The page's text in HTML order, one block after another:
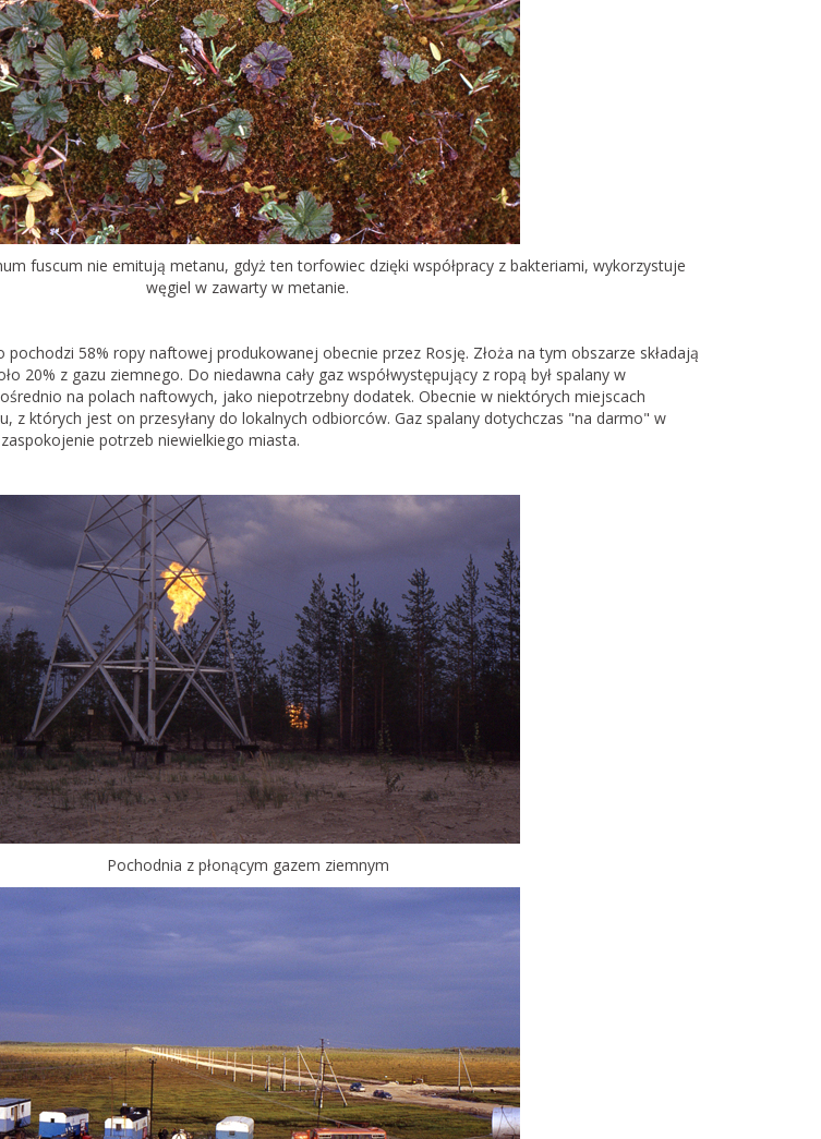
fuscum nie emitują metanu, gdyż ten torfowiec dzięki współpracy z bakteriami, wykorzystuje
węgiel w zawarty w metanie.
pochodzi 58% ropy naftowej produkowanej obecnie przez Rosję. Złoża na tym obszarze składają
20% z gazu ziemnego. Do niedawna cały gaz współwystępujący z ropą był spalany w
na polach naftowych, jako niepotrzebny dodatek. Obecnie w niektórych miejscach
z których jest on przesyłany do lokalnych odbiorców. Gaz spalany dotychczas "na darmo" w
potrzeb niewielkiego miasta.
Pochodnia z płonącym gazem ziemnym